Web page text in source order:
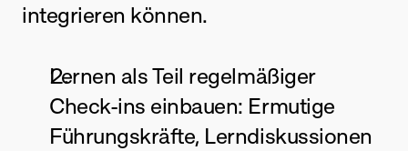
integrieren können.
Lernen als Teil regelmäßiger
Check-ins einbauen: Ermutige
Führungskräfte, Lerndiskussionen